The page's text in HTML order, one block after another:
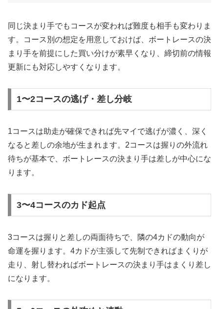
同じ決まり手でもコースが変われば難度も相手も変わりま
す。コース別の想定を用意しておけば、ボートレースの決
まり手を前提にした買い分けが素早くなり、締切前の情報
更新にも対応しやすくなります。
1〜2コースの逃げ・差し分岐
1コースは助走が確保できれば先マイで逃げが濃く、深く
なると差しの余地が生まれます。2コースは握りの外流れ
待ちが基本で、ボートレースの決まり手は差しが中心にな
ります。
3〜4コースのカド起点
3コースは握りと差しの両面待ちで、隣の4カドの動向が
命運を握ります。4カドが主張して先制できればまくりが
走り、射し替わればボートレースの決まり手はまくり差し
になります。